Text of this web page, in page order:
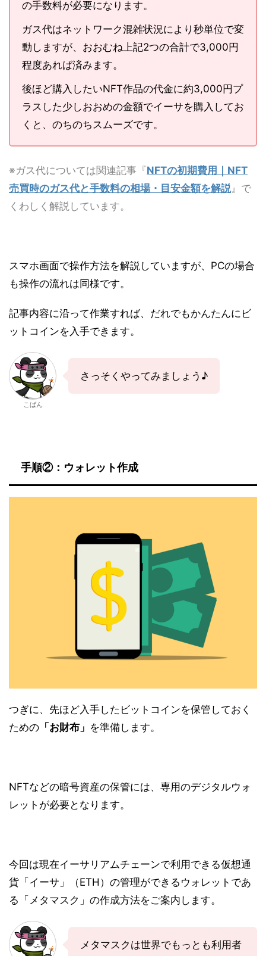
の手数料が必要になります。
ガス代はネットワーク混雑状況により秒単位で変
動しますが、おおむね上記2つの合計で3,000円
程度あれば済みます。
後ほど購入したいNFT作品の代金に約3,000円プ
ラスした少しおおめの金額でイーサを購入してお
くと、のちのちスムーズです。
※ガス代については関連記事『NFTの初期費用｜NFT
売買時のガス代と手数料の相場・目安金額を解説』で
くわしく解説しています。
スマホ画面で操作方法を解説していますが、PCの場合
も操作の流れは同様です。
記事内容に沿って作業すれば、だれでもかんたんにビ
ットコインを入手できます。
こばん
さっそくやってみましょう♪
手順②：ウォレット作成
つぎに、先ほど入手したビットコインを保管しておく
ための 「お財布」 を準備します。
NFTなどの暗号資産の保管には、専用のデジタルウォ
レットが必要となります。
今回は現在イーサリアムチェーンで利用できる仮想通
貨「イーサ」（ETH）の管理ができるウォレットであ
る「メタマスク」の作成方法をご案内します。
メタマスクは世界でもっとも利用者